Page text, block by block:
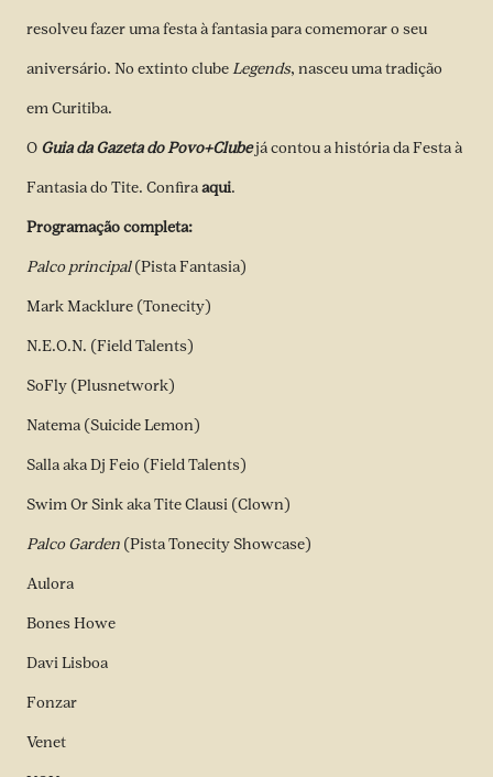
resolveu fazer uma festa à fantasia para comemorar o seu
aniversário. No extinto clubeLegends, nasceu uma tradição
em Curitiba.
O Guia da Gazeta do Povo+Clubejá contou a história da Festa à
Fantasia do Tite. Confiraaqui.
Programação completa:
Palco principal(Pista Fantasia)
Mark Macklure (Tonecity)
N.E.O.N. (Field Talents)
SoFly (Plusnetwork)
Natema (Suicide Lemon)
Salla aka Dj Feio (Field Talents)
Swim Or Sink aka Tite Clausi (Clown)
Palco Garden (Pista Tonecity Showcase)
Aulora
Bones Howe
Davi Lisboa
Fonzar
Venet